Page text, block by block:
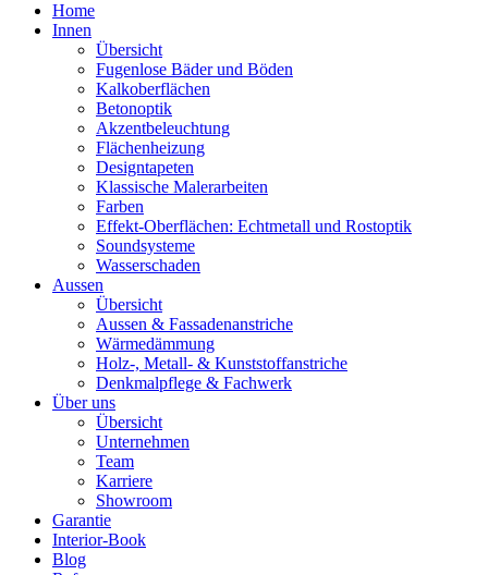
Home
Innen
Übersicht
Fugenlose Bäder und Böden
Kalkoberflächen
Betonoptik
Akzentbeleuchtung
Flächenheizung
Designtapeten
Klassische Malerarbeiten
Farben
Effekt-Oberflächen: Echtmetall und Rostoptik
Soundsysteme
Wasserschaden
Aussen
Übersicht
Aussen & Fassadenanstriche
Wärmedämmung
Holz-, Metall- & Kunststoffanstriche
Denkmalpflege & Fachwerk
Über uns
Übersicht
Unternehmen
Team
Karriere
Showroom
Garantie
Interior-Book
Blog